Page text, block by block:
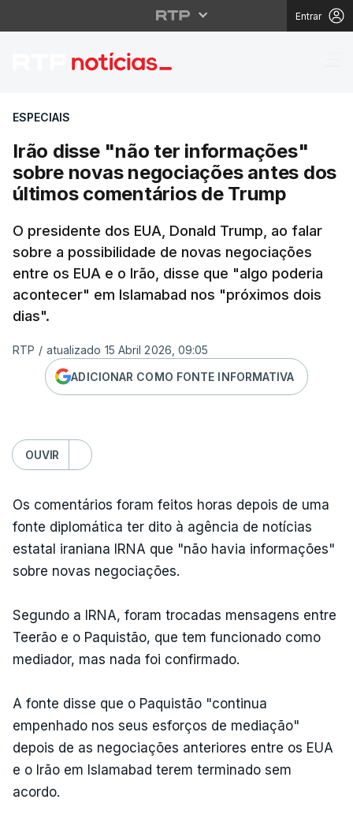
Entrar
Irão disse "não ter
ESPECIAIS
Irão disse "não ter informações"
sobre novas negociações antes dos
últimos comentários de Trump
O presidente dos EUA, Donald Trump, ao falar
sobre a possibilidade de novas negociações
entre os EUA e o Irão, disse que "algo poderia
acontecer" em Islamabad nos "próximos dois
dias".
RTP / atualizado 15 Abril 2026, 09:05
ADICIONAR COMO FONTE INFORMATIVA
OUVIR
Os comentários foram feitos horas depois de uma
fonte diplomática ter dito à agência de notícias
estatal iraniana IRNA que "não havia informações"
sobre novas negociações.
Segundo a IRNA, foram trocadas mensagens entre
Teerão e o Paquistão, que tem funcionado como
mediador, mas nada foi confirmado.
A fonte disse que o Paquistão "continua
empenhado nos seus esforços de mediação"
depois de as negociações anteriores entre os EUA
e o Irão em Islamabad terem terminado sem
acordo.